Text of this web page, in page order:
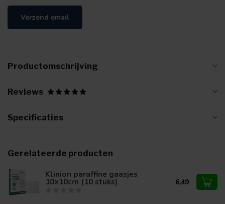
Verzend email
Productomschrijving
Reviews
Specificaties
Gerelateerde producten
Klinion paraffine gaasjes
10x10cm (10 stuks) 6,49